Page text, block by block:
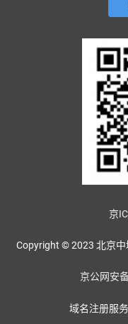
京
Copyright © 2023 北京
京公网安
域名注册服